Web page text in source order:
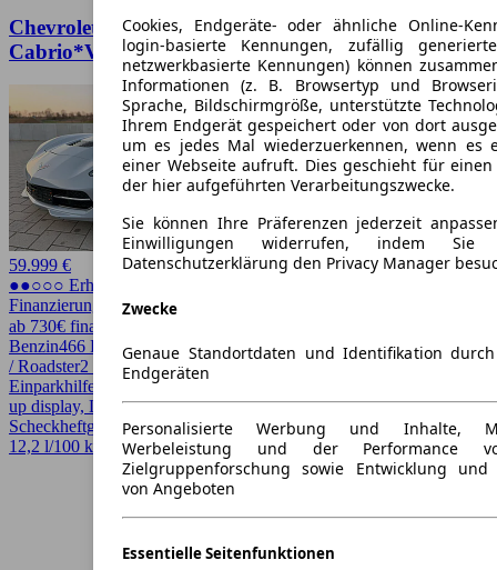
Cookies, Endgeräte- oder ähnliche Online-
login-basierte Kennungen, zufällig
netzwerkbasierte Kennungen) können
Informationen (z. B. Browsertyp und
Sprache, Bildschirmgröße, unterstützte
Ihrem Endgerät gespeichert oder von dort
um es jedes Mal wiederzuerkennen, wenn es
einer Webseite aufruft. Dies geschieht für
der hier aufgeführten Verarbeitungszwecke.
Sie können Ihre Präferenzen jederzeit
Einwilligungen widerrufen, indem
Datenschutzerklärung den Privacy Manager
Zwecke
Genaue Standortdaten und Identifikation
Endgeräten
Personalisierte Werbung und Inhalte,
Werbeleistung und der Performance
Zielgruppenforschung sowie Entwicklung und
von Angeboten
Essentielle Seitenfunktionen
Chevrolet Corvette C7 6.2 Stingray
Cabrio*V8*Klima*SHZ*82500KM*Bose
59.999 €
●●○○○ Erhöhter Preis
Finanzierung möglich
ab 730€ finanzieren ↗
Benzin466 PS (343 kW) 82.500 kmEZ 01/2014 Schaltgetriebe Cabrio
/ Roadster2 Türen
Einparkhilfe, Einparkhilfe Sensoren hinten, Elektrische Sitze, Head-
up display, LED, Lederausstattung, Lichtsensor, Lordosenstütze,
Scheckheftgepflegt, Sitzheizung, Sportsitze, Xenonscheinwerfer
12,2 l/100 km (komb.)* · CO2-Klasse G